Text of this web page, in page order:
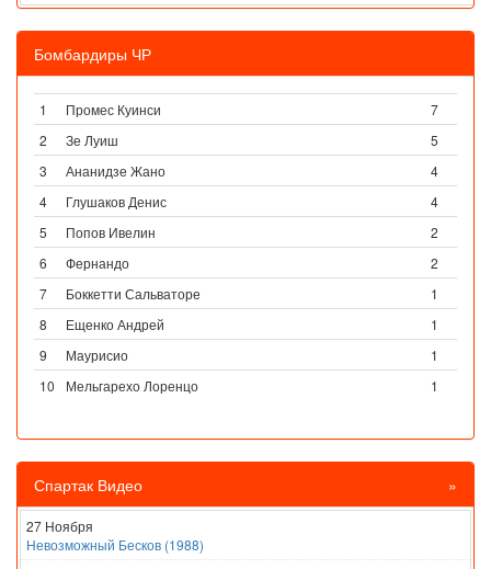
Бомбардиры ЧР
1 Промес Куинси
7
2
Зе Луиш
5
3
Ананидзе Жано
4
4
Глушаков Денис
4
5
Попов Ивелин
2
6
Фернандо
2
7
Боккетти Сальваторе
1
8
Ещенко Андрей
1
9
Маурисио
1
10
Мельгарехо Лоренцо 1
Спартак Видео »
27 Ноября
Невозможный Бесков (1988)